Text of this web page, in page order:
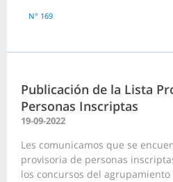
N° 169
Publicación de la Lista
Personas Inscriptas
19-09-2022
Les comunicamos que se
provisoria de personas
los concursos del agrupamiento